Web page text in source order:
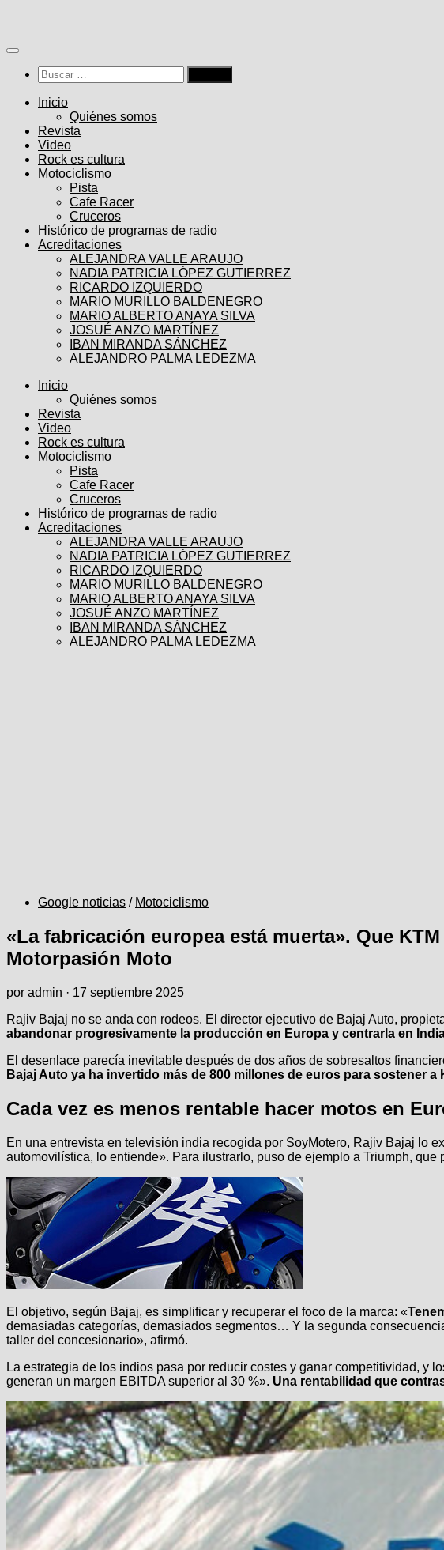
contenido
Buscar:
Inicio
Quiénes somos
Revista
Video
Rock es cultura
Motociclismo
Pista
Cafe Racer
Cruceros
Histórico de programas de radio
Acreditaciones
ALEJANDRA VALLE ARAUJO
NADIA PATRICIA LÓPEZ GUTIERREZ
RICARDO IZQUIERDO
MARIO MURILLO BALDENEGRO
MARIO ALBERTO ANAYA SILVA
JOSUÉ ANZO MARTÍNEZ
IBAN MIRANDA SÁNCHEZ
ALEJANDRO PALMA LEDEZMA
Inicio
Quiénes somos
Revista
Video
Rock es cultura
Motociclismo
Pista
Cafe Racer
Cruceros
Histórico de programas de radio
Acreditaciones
ALEJANDRA VALLE ARAUJO
NADIA PATRICIA LÓPEZ GUTIERREZ
RICARDO IZQUIERDO
MARIO MURILLO BALDENEGRO
MARIO ALBERTO ANAYA SILVA
JOSUÉ ANZO MARTÍNEZ
IBAN MIRANDA SÁNCHEZ
ALEJANDRO PALMA LEDEZMA
Google noticias / Motociclismo
«La fabricación europea está muerta». Que
Motorpasión Moto
por admin · 17 septiembre 2025
Rajiv Bajaj no se anda con rodeos. El director ejecutivo de Bajaj Auto,
abandonar progresivamente la producción en Europa y centrarla en
El desenlace parecía inevitable después de dos años de sobresaltos
Bajaj Auto ya ha invertido más de 800 millones de euros para sostener a
Cada vez es menos rentable hacer motos en
En una entrevista en televisión india recogida por SoyMotero, Rajiv Bajaj lo
automovilística, lo entiende». Para ilustrarlo, puso de ejemplo a Triumph,
El objetivo, según Bajaj, es simplificar y recuperar el foco de la marca: «
demasiadas categorías, demasiados segmentos… Y la segunda
taller del concesionario», afirmó.
La estrategia de los indios pasa por reducir costes y ganar competitividad, y
generan un margen EBITDA superior al 30 %». Una rentabilidad que